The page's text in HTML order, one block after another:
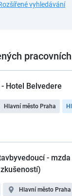
vyhledávání
Hotel Belvedere
Hlavní město Praha
- mzda
Hlavní město Praha